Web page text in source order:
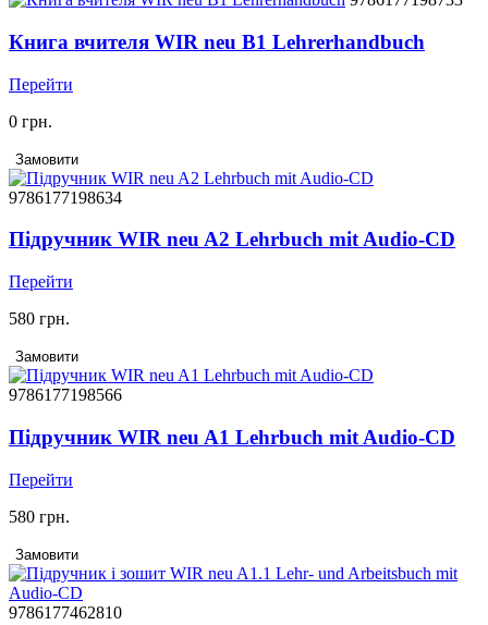
Книга вчителя WIR neu В1 Lehrerhandbuch
Перейти
0 грн.
Замовити
9786177198634
Підручник WIR neu A2 Lehrbuch mit Audio-CD
Перейти
580 грн.
Замовити
9786177198566
Підручник WIR neu A1 Lehrbuch mit Audio-CD
Перейти
580 грн.
Замовити
9786177462810